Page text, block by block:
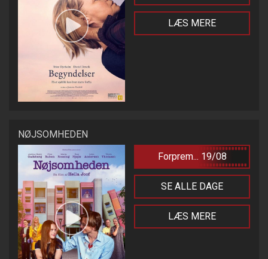
LÆS MERE
NØJSOMHEDEN
Forprem... 19/08
SE ALLE DAGE
LÆS MERE